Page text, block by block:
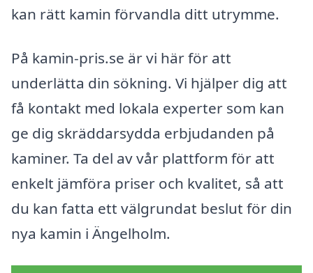
kan rätt kamin förvandla ditt utrymme.
På kamin-pris.se är vi här för att
underlätta din sökning. Vi hjälper dig att
få kontakt med lokala experter som kan
ge dig skräddarsydda erbjudanden på
kaminer. Ta del av vår plattform för att
enkelt jämföra priser och kvalitet, så att
du kan fatta ett välgrundat beslut för din
nya kamin i Ängelholm.